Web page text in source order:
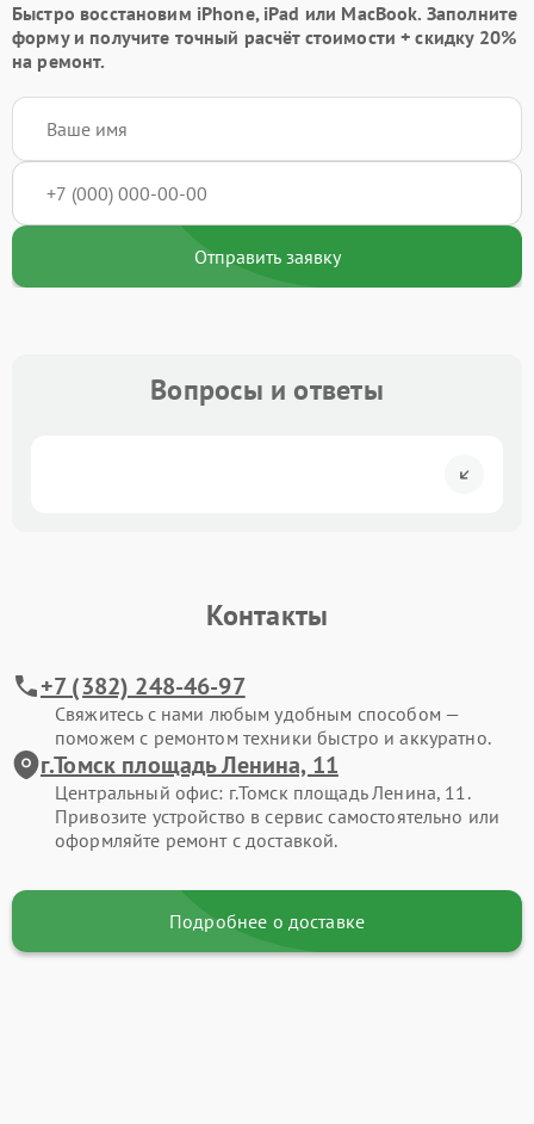
Быстро восстановим iPhone, iPad или MacBook. Заполните
формуи получите точный расчёт стоимости +скидку 20%
на ремонт.
Отправить заявку
Вопросы и ответы
Контакты
+7 (382) 248-46-97
Свяжитесь с нами любым удобным способом —
поможем с ремонтом техники быстро и аккуратно.
г.Томск площадь Ленина, 11
Центральный офис: г.Томск площадь Ленина, 11.
Привозите устройство в сервис самостоятельно или
оформляйте ремонт с доставкой.
Подробнее о доставке